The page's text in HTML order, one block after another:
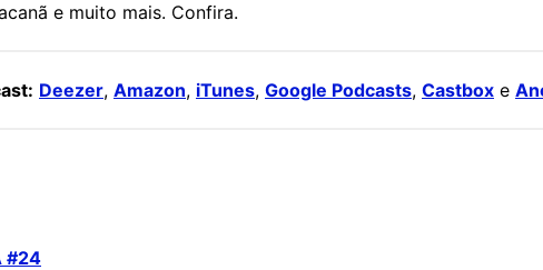
e muito mais. Confira.
Deezer, Amazon, iTunes, Google Podcasts, Castbox e
#24